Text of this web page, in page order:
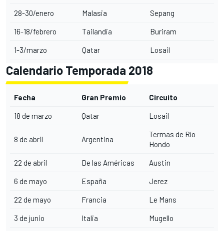
28-30/enero Malasia Sepang
16-18/febrero Tailandia Buriram
1-3/marzo Qatar Losail
Calendario Temporada 2018
Fecha Gran Premio Circuito
18 de marzo Qatar Losail
8 de abril Argentina
Termas de Río
Hondo
22 de abril De las Américas Austin
6 de mayo España Jerez
22 de mayo Francia Le Mans
3 de junio Italia Mugello